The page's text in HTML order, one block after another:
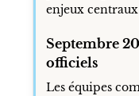
enjeux
Septembre
officiels
Les équipes